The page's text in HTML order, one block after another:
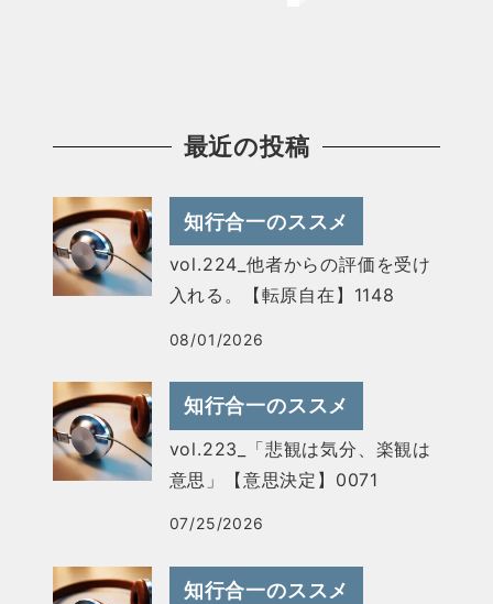
最近の投稿
知行合一のススメ
vol.224_他者からの評価を受け
入れる。【転原自在】1148
08/01/2026
知行合一のススメ
vol.223_「悲観は気分、楽観は
意思」【意思決定】0071
07/25/2026
知行合一のススメ